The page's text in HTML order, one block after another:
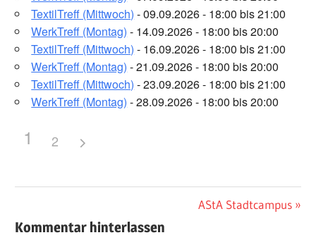
TextilTreff (Mittwoch) - 09.09.2026 - 18:00 bis 21:00
WerkTreff (Montag) - 14.09.2026 - 18:00 bis 20:00
TextilTreff (Mittwoch) - 16.09.2026 - 18:00 bis 21:00
WerkTreff (Montag) - 21.09.2026 - 18:00 bis 20:00
TextilTreff (Mittwoch) - 23.09.2026 - 18:00 bis 21:00
WerkTreff (Montag) - 28.09.2026 - 18:00 bis 20:00
1 2
Nächster
AStA Stadtcampus
Kommentar hinterlassen